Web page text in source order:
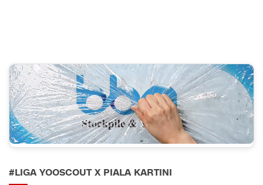
#LIGA YOOSCOUT X PIALA KARTINI